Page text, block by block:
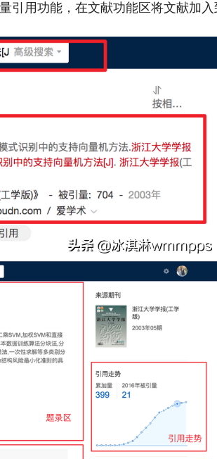
引用功能，在文献功能区将文献加